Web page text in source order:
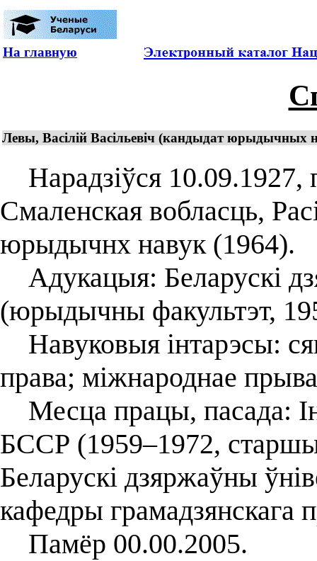
На главную
Левы, Васілій Васільевіч (кандыдат юрыдычных
Нарадзіўся
Смаленская вобласць,
юрыдычнх навук (1964).
Адукацыя: Беларускі
(юрыдычны факультэт,
Навуковыя інтарэсы:
права; міжнароднае
Месца працы, пасада:
БССР (1959–1972,
Беларускі дзяржаўны
кафедры грамадзянскага
Памёр 00.00.2005.